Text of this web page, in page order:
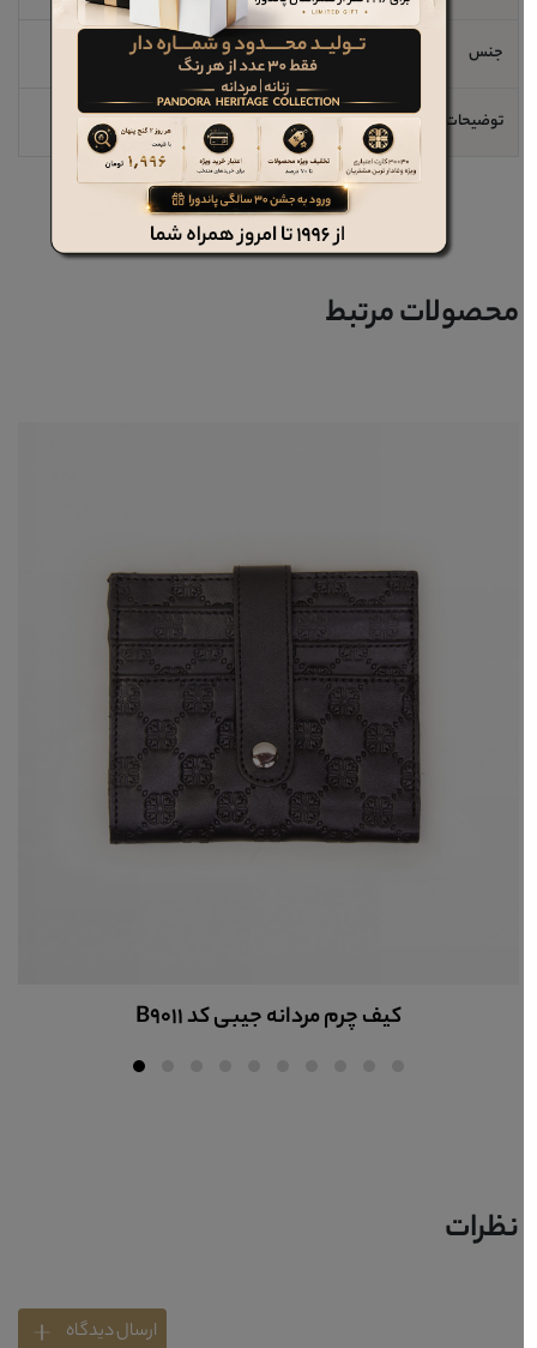
جنس چرم طبیبعی
توضیحات مهم ظرفیت کارت: 10 عدد
محصولات مرتبط
کیف چرم مردانه جیبی کد B9011
نظرات
ارسال دیدگاه